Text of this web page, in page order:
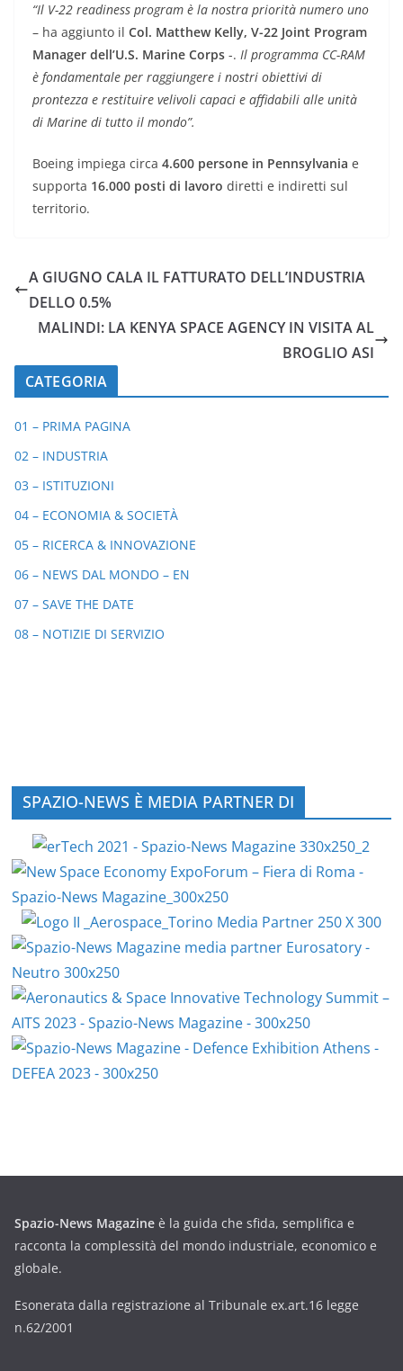
“Il V-22 readiness program è la nostra priorità numero uno
– ha aggiunto il Col. Matthew Kelly, V-22 Joint Program
Manager dell’U.S. Marine Corps -. Il programma CC-RAM
è fondamentale per raggiungere i nostri obiettivi di
prontezza e restituire velivoli capaci e affidabili alle unità
di Marine di tutto il mondo”.
Boeing impiega circa 4.600 persone in Pennsylvania e
supporta 16.000 posti di lavoro diretti e indiretti sul
territorio.
A GIUGNO CALA IL FATTURATO DELL’INDUSTRIA
DELLO 0.5%
MALINDI: LA KENYA SPACE AGENCY IN VISITA AL
BROGLIO ASI
CATEGORIA
01 – PRIMA PAGINA
02 – INDUSTRIA
03 – ISTITUZIONI
04 – ECONOMIA & SOCIETÀ
05 – RICERCA & INNOVAZIONE
06 – NEWS DAL MONDO – EN
07 – SAVE THE DATE
08 – NOTIZIE DI SERVIZIO
SPAZIO-NEWS È MEDIA PARTNER DI
Spazio-News Magazine è la guida che sfida, semplifica e
racconta la complessità del mondo industriale, economico e
globale.
Esonerata dalla registrazione al Tribunale ex.art.16 legge
n.62/2001